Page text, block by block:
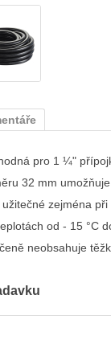
pro 1 ¼"
32 mm
zejména
od - 15 °C
neobsahuje